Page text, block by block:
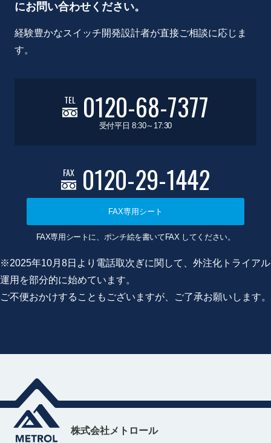
にお問い合わせください。
経験豊かなスイッチ開発設計者が直接ご相談に応じま
す。
TEL 0120-68-7377
受付平日 8:30～17:30
FAX 0120-29-1442
FAX専用シート
FAX専用シートに、ポンチ絵を書いてFAX してください。
※2025年10月8日より電話取次ぎに関して、外注化トライアル
運用を部分的に始めています。
ご不便おかけすることもございますが、ご了承お願いします。
株式会社メトロール